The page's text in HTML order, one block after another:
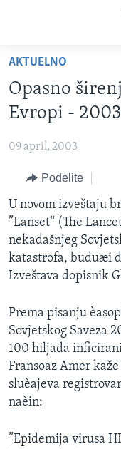
glavni
sadržaj
Idi
na
glavnu
navigaciju
pretragu
RUBRIKE
BALKAN
GLOBALNE TEME
EKONOMIJA
NAUKA I
MEDICINA
KULTURA
DRUŠTVO
SPORT
INTERVJU
TV PROGRAM
OTVORENI STUDIO
IZ AMERIKE
PRATITE NAS
Jezici
AKTUELNO
Opasno
Evropi -
09 april, 2003
Podelite
U novom izveštaju
”Lanset“ (The
nekadašnjeg
katastrofa, buduæi
Izveštava dopisnik
Prema pisanju
Sovjetskog Saveza
100 hiljada
Fransoaz Amer
sluèajeva
naèin:
”Epidemija virusa